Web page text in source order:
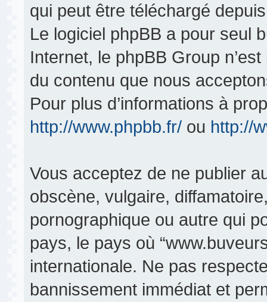
qui peut être téléchargé
Le logiciel phpBB a pour seul
Internet, le phpBB Group
du contenu que nous
Pour plus d’informations à
http://www.phpbb.fr/ ou http://
Vous acceptez de ne publier
obscène, vulgaire,
pornographique ou autre qui
pays, le pays où
internationale. Ne pas
bannissement immédiat et